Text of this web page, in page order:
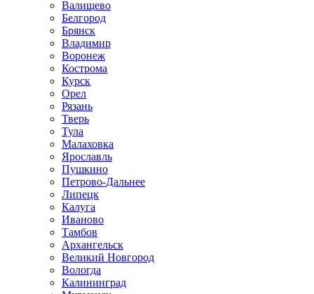
Валищево
Белгород
Брянск
Владимир
Воронеж
Кострома
Курск
Орел
Рязань
Тверь
Тула
Малаховка
Ярославль
Пушкино
Петрово-Дальнее
Липецк
Калуга
Иваново
Тамбов
Архангельск
Великий Новгород
Вологда
Калининград